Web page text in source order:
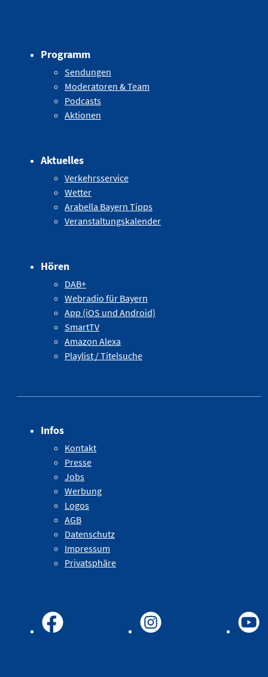
Programm
Sendungen
Moderatoren & Team
Podcasts
Aktionen
Aktuelles
Verkehrsservice
Wetter
Arabella Bayern Tipps
Veranstaltungskalender
Hören
DAB+
Webradio für Bayern
App (iOS und Android)
SmartTV
Amazon Alexa
Playlist / Titelsuche
Infos
Kontakt
Presse
Jobs
Werbung
Logos
AGB
Datenschutz
Impressum
Privatsphäre